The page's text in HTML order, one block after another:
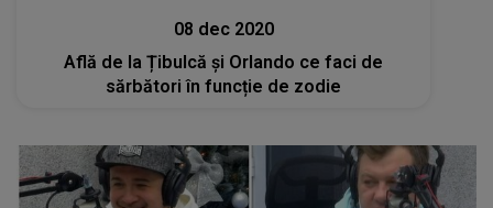
08 dec 2020
Află de la Țibulcă și Orlando ce faci de
sărbători în funcție de zodie